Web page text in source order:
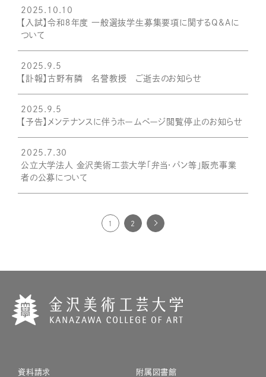
2025.10.10
【入試】令和８年度 一般選抜学生募集要項に関するQ&Aに
ついて
2025.9.5
【訃報】古野有隣 名誉教授 ご逝去のお知らせ
2025.9.5
【予告】メンテナンスに伴うホームページ閲覧停止のお知らせ
2025.7.30
公立大学法人 金沢美術工芸大学「弁当・パン等」販売事業
者の公募について
1 2
資料請求 附属図書館